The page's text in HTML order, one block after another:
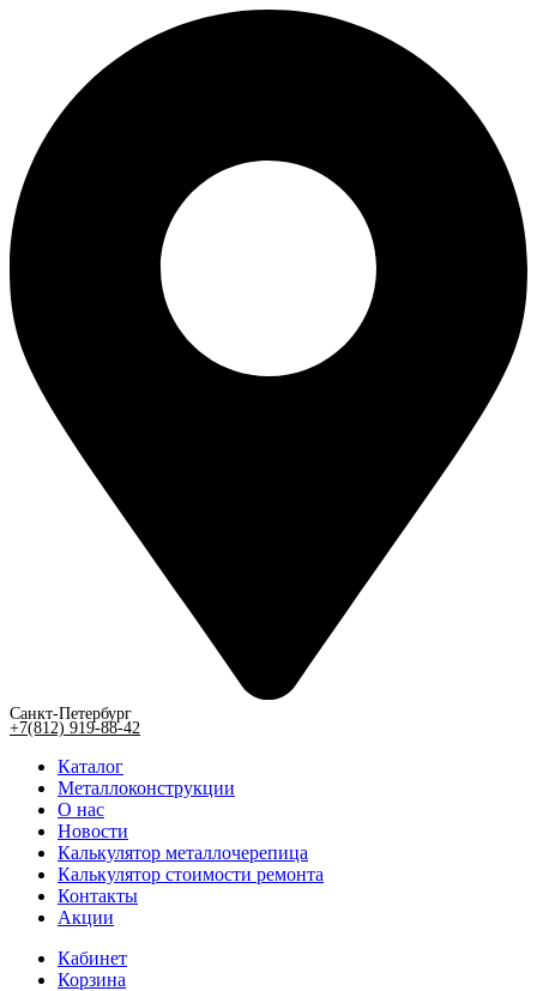
Санкт-Петербург
+7(812) 919-88-42
Каталог
Металлоконструкции
О нас
Новости
Калькулятор металлочерепица
Калькулятор стоимости ремонта
Контакты
Акции
Кабинет
Корзина